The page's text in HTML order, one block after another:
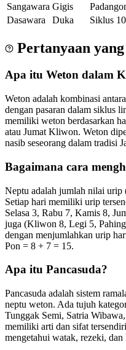
Sangawara Gigis
Dasawara
Duka Siklus
Pertanyaan
Apa itu Weton dalam
Weton adalah kombinasi
dengan pasaran dalam siklus
memiliki weton berdasarkan
atau Jumat Kliwon. Weton
nasib seseorang dalam tradisi
Bagaimana cara
Neptu adalah jumlah nilai urip
Setiap hari memiliki urip
Selasa 3, Rabu 7, Kamis 8,
juga (Kliwon 8, Legi 5,
dengan menjumlahkan urip
Pon = 8 + 7 = 15.
Apa itu Pancasuda?
Pancasuda adalah sistem
neptu weton. Ada tujuh
Tunggak Semi, Satria
memiliki arti dan sifat
mengetahui watak, rezeki, dan